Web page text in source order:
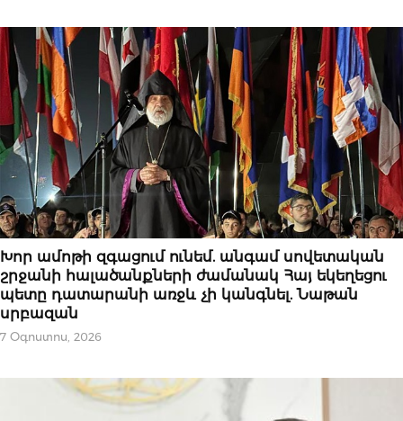
ՆՈՐՈՒԹՅՈՒՆՆԵՐ
Խոր ամոթի զգացում ունեմ. անգամ սովետական
շրջանի հալածանքների ժամանակ Հայ եկեղեցու
պետը դատարանի առջև չի կանգնել. Նաթան
սրբազան
7 Օգոստոս, 2026